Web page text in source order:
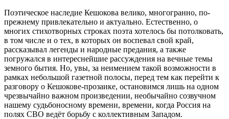
Поэтическое наследие Кешокова велико, многогранно, по-
прежнему привлекательно и актуально. Естественно, о
многих стихотворных строках поэта хотелось бы потолковать,
в том числе и о тех, в которых он воспевал свой край,
рассказывал легенды и народные предания, а также
погружался в интереснейшие рассуждения на вечные темы
земного бытия. Но, увы, за неимением такой возможности в
рамках небольшой газетной полосы, перед тем как перейти к
разговору о Кешокове-прозаике, остановимся лишь на одном
чрезвычайно важном произведении, необычайно созвучном
нашему судьбоносному времени, времени, когда Россия на
полях СВО ведёт борьбу с коллективным Западом.